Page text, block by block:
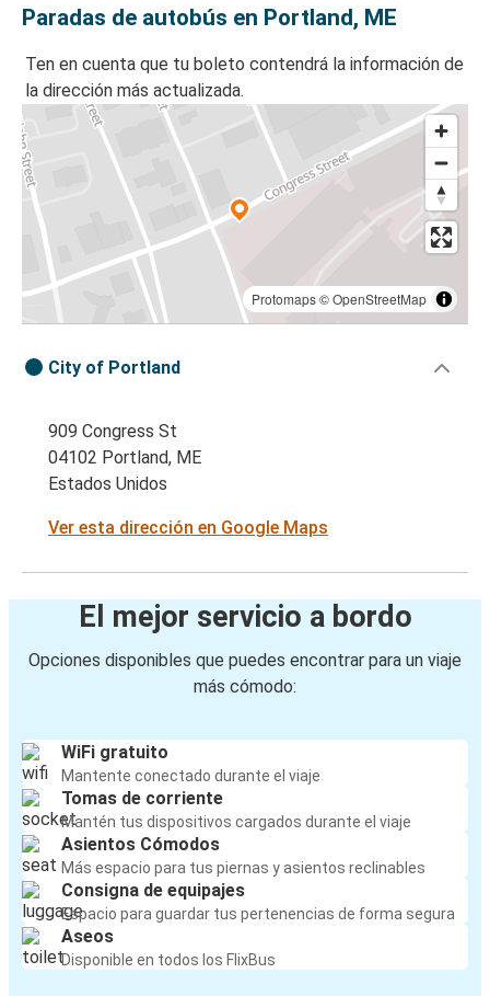
Paradas de autobús en Portland, ME
Ten en cuenta que tu boleto contendrá la información de
la dirección más actualizada.
Protomaps©OpenStreetMap
City of Portland
909 Congress St
04102 Portland, ME
Estados Unidos
Ver esta dirección en Google Maps
El mejor servicio a bordo
Opciones disponibles que puedes encontrar para un viaje
más cómodo:
WiFi gratuito
Mantente conectado durante el viaje
Tomas de corriente
Mantén tus dispositivos cargados durante el viaje
Asientos Cómodos
Más espacio para tus piernas y asientos reclinables
Consigna de equipajes
Espacio para guardar tus pertenencias de forma segura
Aseos
Disponible en todos los FlixBus